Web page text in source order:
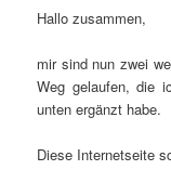
Hallo zusammen,
mir sind nun zwei
Weg gelaufen, die
unten ergänzt habe.
Diese Internetseite